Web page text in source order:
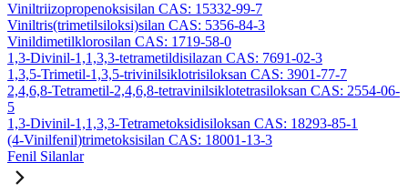
Viniltriizopropenoksisilan CAS: 15332-99-7
Viniltris(trimetilsiloksi)silan CAS: 5356-84-3
Vinildimetilklorosilan CAS: 1719-58-0
1,3-Divinil-1,1,3,3-tetrametildisilazan CAS: 7691-02-3
1,3,5-Trimetil-1,3,5-trivinilsiklotrisiloksan CAS: 3901-77-7
2,4,6,8-Tetrametil-2,4,6,8-tetravinilsiklotetrasiloksan CAS: 2554-06-
5
1,3-Divinil-1,1,3,3-Tetrametoksidisiloksan CAS: 18293-85-1
(4-Vinilfenil)trimetoksisilan CAS: 18001-13-3
Fenil Silanlar